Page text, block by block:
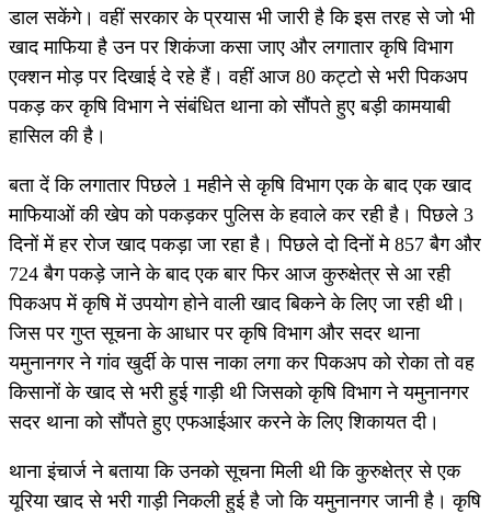
डाल सकेंगे। वहीं सरकार के प्रयास भी जारी है कि इस तरह से जो भी
खाद माफिया है उन पर शिकंजा कसा जाए और लगातार कृषि विभाग
एक्शन मोड़ पर दिखाई दे रहे हैं। वहीं आज 80 कट्टो से भरी पिकअप
पकड़ कर कृषि विभाग ने संबंधित थाना को सौंपते हुए बड़ी कामयाबी
हासिल की है।
बता दें कि लगातार पिछले 1 महीने से कृषि विभाग एक के बाद एक खाद
माफियाओं की खेप को पकड़कर पुलिस के हवाले कर रही है। पिछले 3
दिनों में हर रोज खाद पकड़ा जा रहा है। पिछले दो दिनों मे 857 बैग और
724 बैग पकड़े जाने के बाद एक बार फिर आज कुरुक्षेत्र से आ रही
पिकअप में कृषि में उपयोग होने वाली खाद बिकने के लिए जा रही थी।
जिस पर गुप्त सूचना के आधार पर कृषि विभाग और सदर थाना
यमुनानगर ने गांव खुर्दी के पास नाका लगा कर पिकअप को रोका तो वह
किसानों के खाद से भरी हुई गाड़ी थी जिसको कृषि विभाग ने यमुनानगर
सदर थाना को सौंपते हुए एफआईआर करने के लिए शिकायत दी।
थाना इंचार्ज ने बताया कि उनको सूचना मिली थी कि कुरुक्षेत्र से एक
यूरिया खाद से भरी गाड़ी निकली हुई है जो कि यमुनानगर जानी है। कृषि